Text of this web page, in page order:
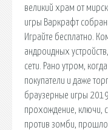
великий храм от
игры Варкрафт
Играйте бесплатно.
андроидных
сети. Рано утром,
покупатели и даже
браузерные игры
прохождение, ключи,
против зомби,